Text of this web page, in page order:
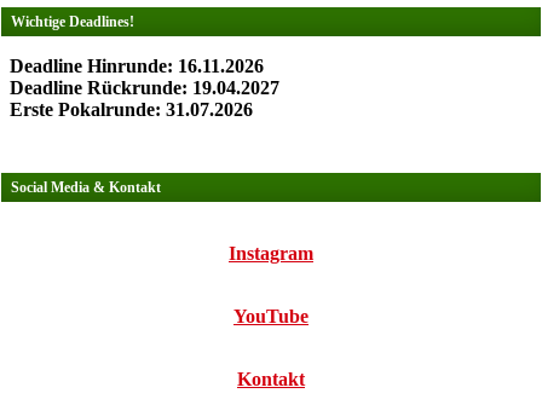
Wichtige Deadlines!
Deadline Hinrunde: 16.11.2026
Deadline Rückrunde: 19.04.2027
Erste Pokalrunde: 31.07.2026
Social Media & Kontakt
Instagram
YouTube
Kontakt